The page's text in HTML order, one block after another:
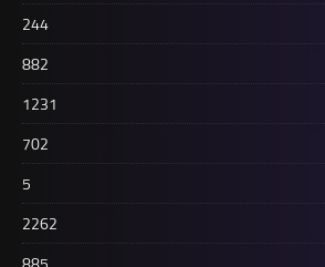
244
882
1231
702
5
2262